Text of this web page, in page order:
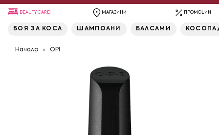
BEAUTY CARD МАГАЗИНИ ПРОМОЦИИ
БОЯ ЗА КОСА ШАМПОАНИ БАЛСАМИ
Начало OPI